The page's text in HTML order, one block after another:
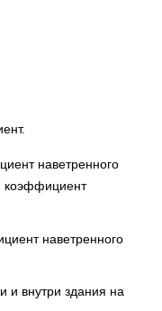
наветренного
коэффициент
наветренного
и внутри здания на